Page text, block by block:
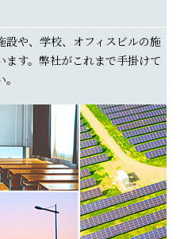
設や、学校、オフィスビルの施
ます。弊社がこれまで手掛けて